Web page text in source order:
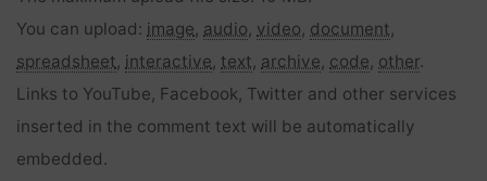
You can upload: image, audio, video, document,
spreadsheet, interactive, text, archive, code, other.
Links to YouTube, Facebook, Twitter and other services
inserted in the comment text will be automatically
embedded.